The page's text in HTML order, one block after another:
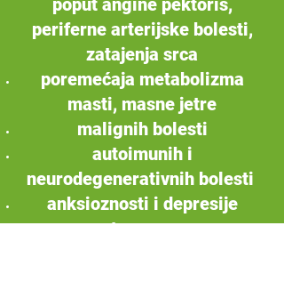
poput angine pektoris,
periferne arterijske bolesti,
zatajenja srca
poremećaja metabolizma
masti, masne jetre
malignih bolesti
autoimunih i
neurodegenerativnih bolesti
anksioznosti i depresije
osteoporoze